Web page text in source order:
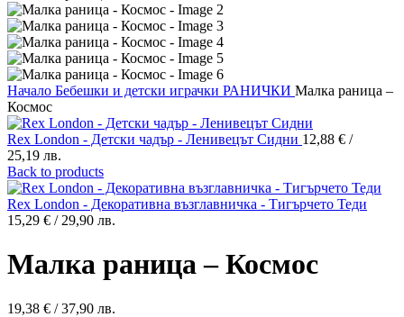
Начало Бебешки и детски играчки РАНИЧКИ Малка раница –
Космос
Rex London - Детски чадър - Ленивецът Сидни 12,88 € /
25,19 лв.
Back to products
Rex London - Декоративна възглавничка - Тигърчето Теди
15,29 € / 29,90 лв.
Малка раница – Космос
19,38 € / 37,90 лв.